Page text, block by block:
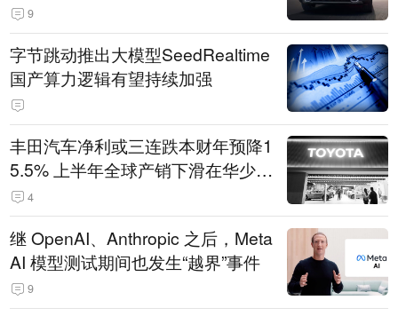
9
字节跳动推出大模型SeedRealtime
国产算力逻辑有望持续加强
丰田汽车净利或三连跌本财年预降1
5.5% 上半年全球产销下滑在华少卖
14.3万辆
4
继 OpenAI、Anthropic 之后，Meta
AI 模型测试期间也发生“越界”事件
9